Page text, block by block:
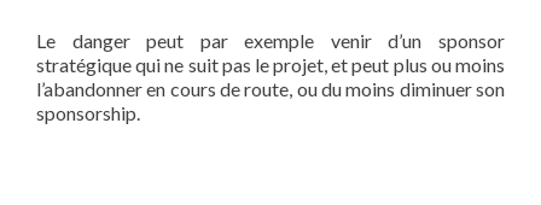
Le danger peut par exemple venir d’un sponsor
stratégique qui ne suit pas le projet, et peut plus ou moins
l’abandonner en cours de route, ou du moins diminuer son
sponsorship.